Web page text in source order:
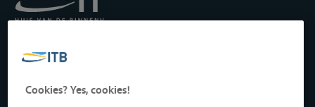
Transport par Batellerie
Drukpersstraat 19
1000 Bruxelles, Belgique
Cookies? Yes, cookies!